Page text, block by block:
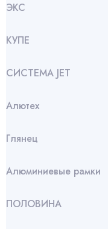
ЭКС
КУПЕ
СИСТЕМА JET
Алютех
Глянец
Алюминиевые рамки
ПОЛОВИНА